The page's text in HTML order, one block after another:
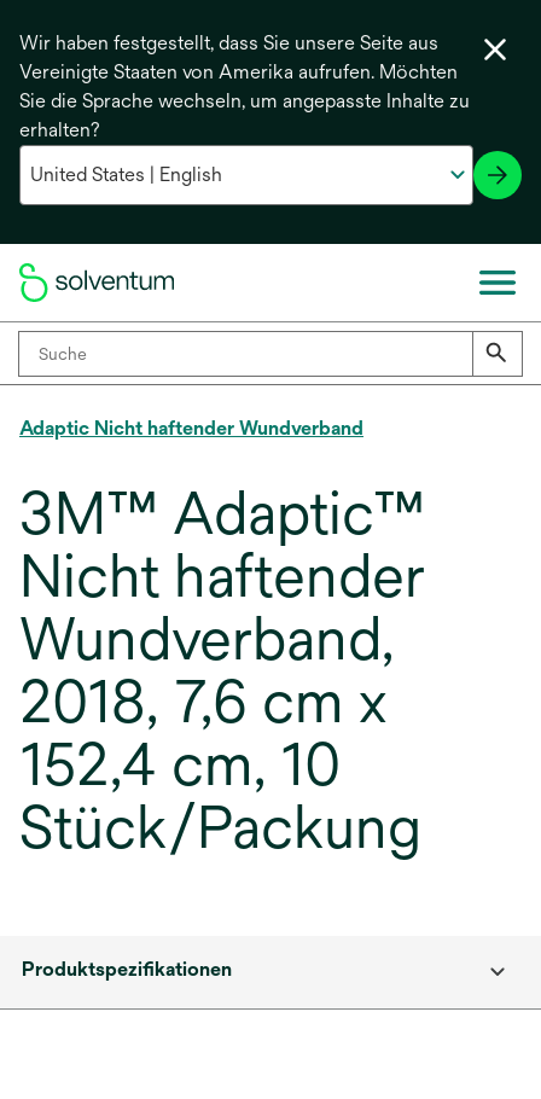
Wir haben festgestellt, dass Sie unsere Seite aus
Vereinigte Staaten von Amerika aufrufen. Möchten
Sie die Sprache wechseln, um angepasste Inhalte zu
erhalten?
Adaptic Nicht haftender Wundverband
3M™ Adaptic™
Nicht haftender
Wundverband,
2018, 7,6 cm x
152,4 cm, 10
Stück/Packung
Produktspezifikationen